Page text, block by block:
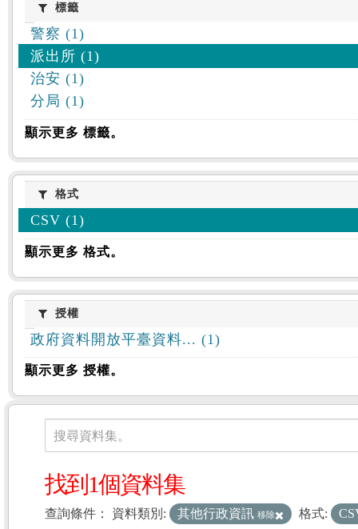
標籤標籤
警察 (1)
派出所 (1)
治安 (1)
分局 (1)
顯示更多 標籤。
格式格式
CSV (1)
顯示更多 格式。
授權授權
政府資料開放平臺資料... (1)
顯示更多 授權。
資料集
搜尋資料集。
找到1個資料集
查詢條件： 資料類別: 其他行政資訊 移除 格式: